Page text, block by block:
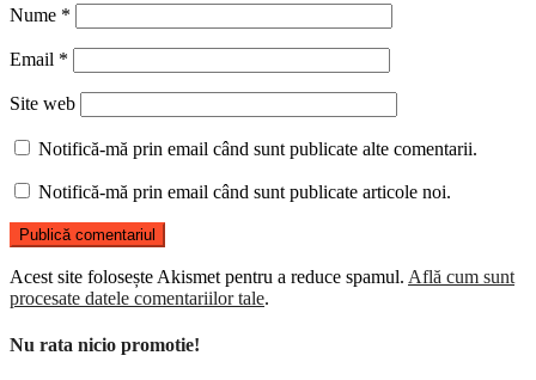
Nume *
Email *
Site web
Notifică-mă prin email când sunt publicate alte comentarii.
Notifică-mă prin email când sunt publicate articole noi.
Acest site folosește Akismet pentru a reduce spamul. Află cum sunt
procesate datele comentariilor tale.
Nu rata nicio promotie!